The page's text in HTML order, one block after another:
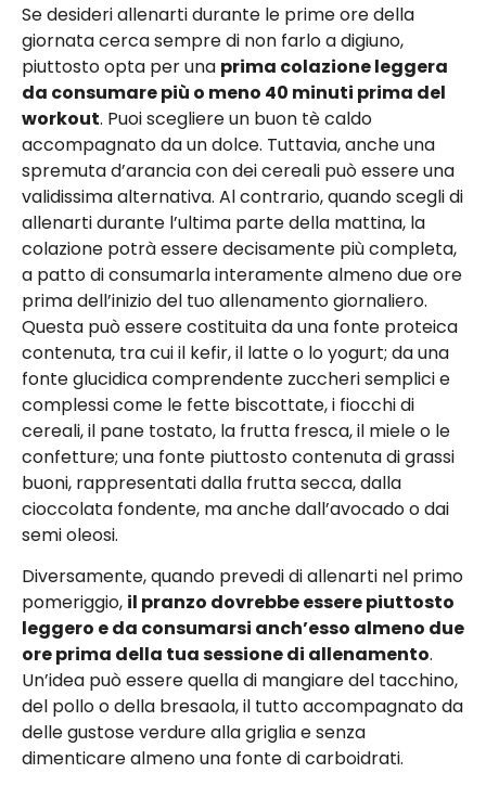
Se desideri allenarti durante le prime ore della
giornata cerca sempre di non farlo a digiuno,
piuttosto opta per una prima colazione leggera
da consumare più o meno 40 minuti prima del
workout. Puoi scegliere un buon tè caldo
accompagnato da un dolce. Tuttavia, anche una
spremuta d’arancia con dei cereali può essere una
validissima alternativa. Al contrario, quando scegli di
allenarti durante l’ultima parte della mattina, la
colazione potrà essere decisamente più completa,
a patto di consumarla interamente almeno due ore
prima dell’inizio del tuo allenamento giornaliero.
Questa può essere costituita da una fonte proteica
contenuta, tra cui il kefir, il latte o lo yogurt; da una
fonte glucidica comprendente zuccheri semplici e
complessi come le fette biscottate, i fiocchi di
cereali, il pane tostato, la frutta fresca, il miele o le
confetture; una fonte piuttosto contenuta di grassi
buoni, rappresentati dalla frutta secca, dalla
cioccolata fondente, ma anche dall’avocado o dai
semi oleosi.
Diversamente, quando prevedi di allenarti nel primo
pomeriggio, il pranzo dovrebbe essere piuttosto
leggero e da consumarsi anch’esso almeno due
ore prima della tua sessione di allenamento.
Un’idea può essere quella di mangiare del tacchino,
del pollo o della bresaola, il tutto accompagnato da
delle gustose verdure alla griglia e senza
dimenticare almeno una fonte di carboidrati.